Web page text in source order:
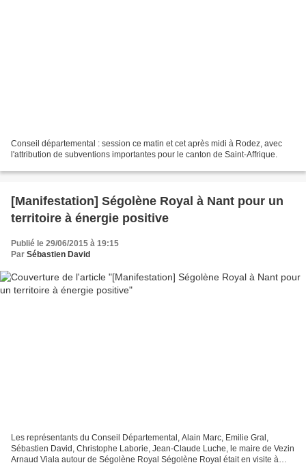
Conseil départemental : session ce matin et cet après midi à Rodez, avec
l'attribution de subventions importantes pour le canton de Saint-Affrique.
[Manifestation] Ségolène Royal à Nant pour un
territoire à énergie positive
Publié le 29/06/2015 à 19:15
Par Sébastien David
Les représentants du Conseil Départemental, Alain Marc, Emilie Gral,
Sébastien David, Christophe Laborie, Jean-Claude Luche, le maire de Vezin
Arnaud Viala autour de Ségolène Royal Ségolène Royal était en visite à